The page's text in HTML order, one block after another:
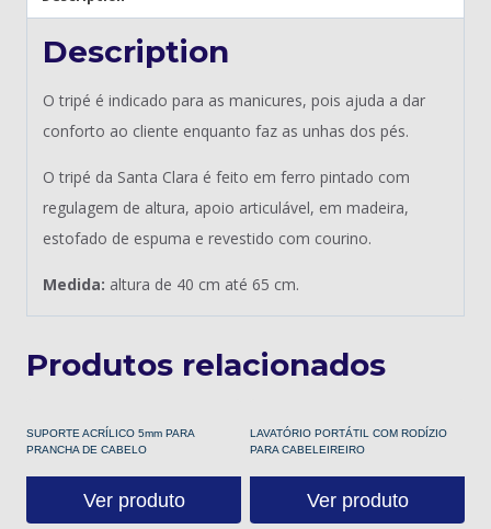
Description
O tripé é indicado para as manicures, pois ajuda a dar
conforto ao cliente enquanto faz as unhas dos pés.
O tripé da Santa Clara é feito em ferro pintado com
regulagem de altura, apoio articulável, em madeira,
estofado de espuma e revestido com courino.
Medida: altura de 40 cm até 65 cm.
Produtos relacionados
SUPORTE ACRÍLICO 5mm PARA
PRANCHA DE CABELO
Ver produto
LAVATÓRIO PORTÁTIL COM RODÍZIO
PARA CABELEIREIRO
Ver produto